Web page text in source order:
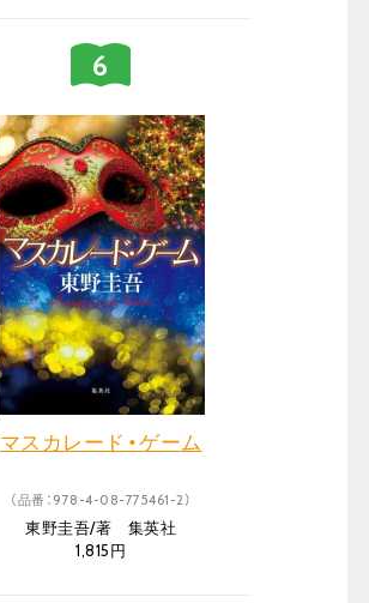
マスカレード・ゲーム
（品番：978-4-08-775461-2）
東野圭吾/著 集英社
1,815円